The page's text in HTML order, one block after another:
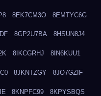
8EK7CM3O 8EMTYC6G
8GP2U7BA 8HSUN8J4
8IKCGRHJ 8IN6KUU1
8JKNTZGY 8JO7GZIF
8KNPFC99 8KPYSBQS